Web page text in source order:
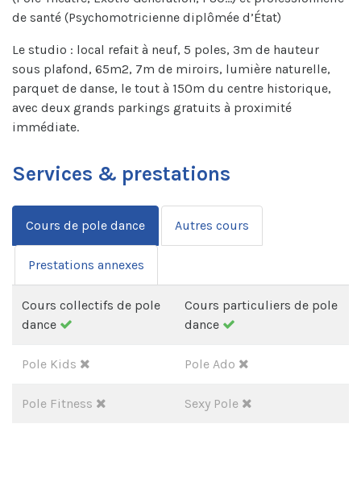
de santé (Psychomotricienne diplômée d’État)
Le studio : local refait à neuf, 5 poles, 3m de hauteur
sous plafond, 65m2, 7m de miroirs, lumière naturelle,
parquet de danse, le tout à 150m du centre historique,
avec deux grands parkings gratuits à proximité
immédiate.
Services & prestations
Cours de pole dance Autres cours
Prestations annexes
Cours collectifs de pole
dance
Cours particuliers de pole
dance
Pole Kids Pole Ado
Pole Fitness Sexy Pole